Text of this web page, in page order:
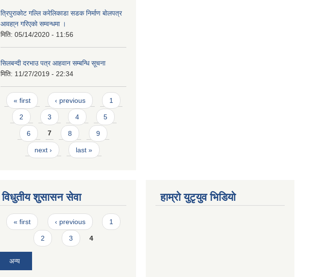
त्रिपुराकाेट गल्लि करेलिकाडा सडक निर्माण बाेलपत्र
आवहा्न गरिएकाे सम्वन्धमा ।
मिति: 05/14/2020 - 11:56
सिलबन्दी दरभाउ पत्र आहवान सम्बन्धि सूचना
मिति: 11/27/2019 - 22:34
Pages
« first ‹ previous 1
2 3 4 5
6 7 8 9
next › last »
विधुतीय शुसासन सेवा
Pages
« first ‹ previous 1
2 3 4
अन्य
हाम्राे युटृयुव भिडियाे